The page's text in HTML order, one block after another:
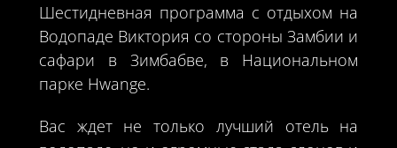
Шестидневная программа с отдыхом на
Водопаде Виктория со стороны Замбии и
сафари в Зимбабве, в Национальном
парке Hwange.
Вас ждет не только лучший отель на